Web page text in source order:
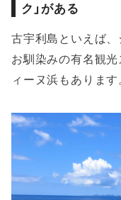
ク」がある
古宇利島といえば
お馴染みの有名観光
ィーヌ浜もあります